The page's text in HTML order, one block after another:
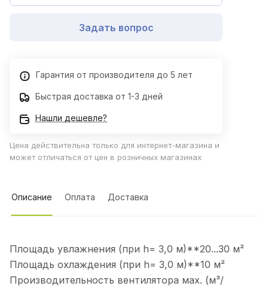
Задать вопрос
Гарантия от производителя до 5 лет
Быстрая доставка от 1-3 дней
Нашли дешевле?
Цена действительна только для интернет-магазина и
может отличаться от цен в розничных магазинах
Описание Оплата Доставка
Площадь увлажнения (при h= 3,0 м)**20...30 м²
Площадь охлаждения (при h= 3,0 м)**10 м²
Производительность вентилятора мах. (м³/